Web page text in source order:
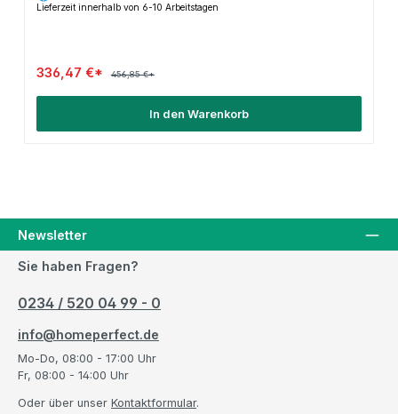
Lieferzeit innerhalb von 6-10 Arbeitstagen
336,47 €* 456,85 €*
In den Warenkorb
Newsletter
Sie haben Fragen?
0234 / 520 04 99 - 0
info@homeperfect.de
Mo-Do, 08:00 - 17:00 Uhr
Fr, 08:00 - 14:00 Uhr
Oder über unser Kontaktformular.